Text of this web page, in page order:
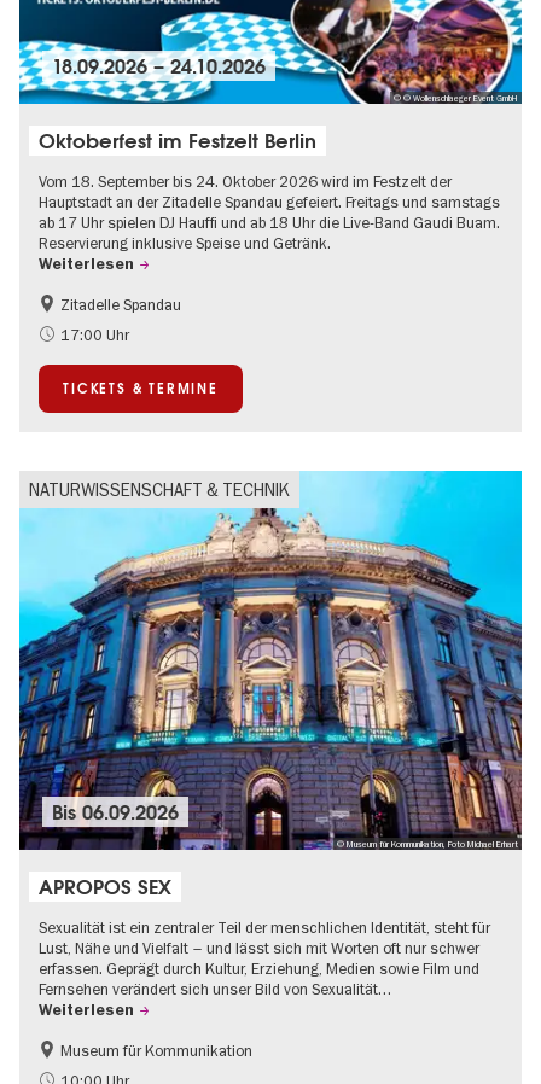
© © Wollenschlaeger Event GmbH
18.09.2026–24.10.2026
Oktoberfest im Festzelt Berlin
Vom 18. September bis 24. Oktober 2026 wird im Festzelt der
Hauptstadt an der Zitadelle Spandau gefeiert. Freitags und samstags
ab 17 Uhr spielen DJ Hauffi und ab 18 Uhr die Live-Band Gaudi Buam.
Reservierung inklusive Speise und Getränk.
Weiterlesen
Food
Going local Berlin
Zitadelle Spandau
17:00 Uhr
TICKETS & TERMINE
NATURWISSENSCHAFT & TECHNIK
© Museum für Kommunikation, Foto Michael Erhart
Bis06.09.2026
APROPOS SEX
Sexualität ist ein zentraler Teil der menschlichen Identität, steht für
Lust, Nähe und Vielfalt – und lässt sich mit Worten oft nur schwer
erfassen. Geprägt durch Kultur, Erziehung, Medien sowie Film und
Fernsehen verändert sich unser Bild von Sexualität…
Weiterlesen
Politik & Gesellschaft
Teenager
Museum für Kommunikation